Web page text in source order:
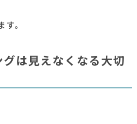
。
は見えなくなる大切